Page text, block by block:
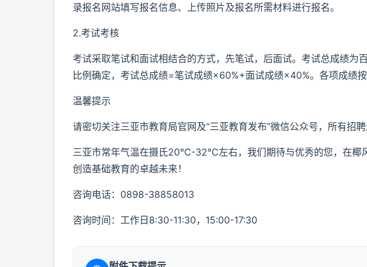
录报名网站填写报名信息、上传照片及报名所需材料进行报名。
2.考试考核
考试采取笔试和面试相结合的方式，先笔试，后面试。考试总成绩为
比例确定，考试总成绩=笔试成绩×60%+面试成绩×40%。各项成绩
温馨提示
请密切关注三亚市教育局官网及“三亚教育发布”微信公众号，所有招
三亚市常年气温在摄氏20℃-32℃左右，我们期待与优秀的您，在椰
创造基础教育的卓越未来！
咨询电话：0898-38858013
咨询时间：工作日8:30-11:30，15:00-17:30